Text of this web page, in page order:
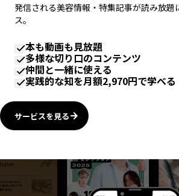
発信される美容情報・特集記事が読み放題
ス。
本も動画も見放題
多様な切り口のコンテンツ
仲間と一緒に使える
実践的な知を月額2,970円で学べる
サービスを見る